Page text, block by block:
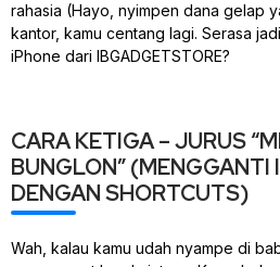
rahasia (Hayo, nyimpen dana gelap
kantor, kamu centang lagi. Serasa
iPhone dari IBGADGETSTORE?
CARA KETIGA – JURUS
BUNGLON” (MENGGANTI
DENGAN SHORTCUTS)
Wah, kalau kamu udah nyampe di